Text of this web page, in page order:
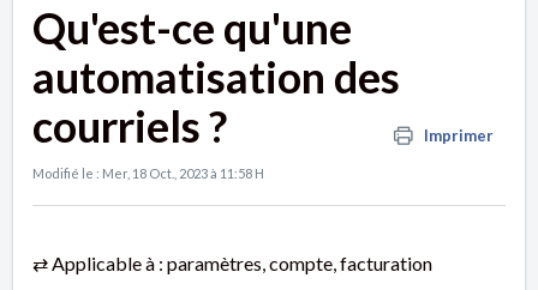
Qu'est-ce qu'une
automatisation des
courriels ?
Imprimer
Modifié le : Mer, 18 Oct., 2023 à 11:58 H
⇄ Applicable à : paramètres, compte, facturation